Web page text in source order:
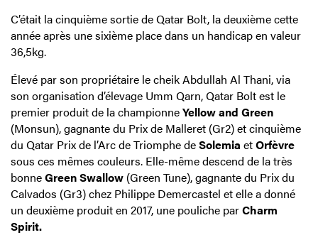
C’était la cinquième sortie de Qatar Bolt, la deuxième cette
année après une sixième place dans un handicap en valeur
36,5kg.
Élevé par son propriétaire le cheik Abdullah Al Thani, via
son organisation d’élevage Umm Qarn, Qatar Bolt est le
premier produit de la championneYellow and Green
(Monsun), gagnante du Prix de Malleret (Gr2) et cinquième
du Qatar Prix de l’Arc de Triomphe deSolemia etOrfèvre
sous ces mêmes couleurs. Elle-même descend de la très
bonneGreen Swallow (Green Tune), gagnante du Prix du
Calvados (Gr3) chez Philippe Demercastel et elle a donné
un deuxième produit en 2017, une pouliche parCharm
Spirit.